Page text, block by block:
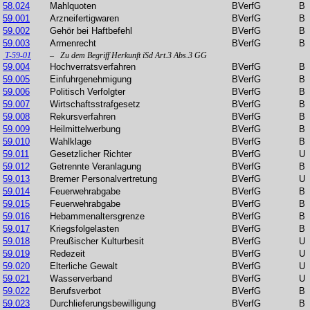
58.024 Mahlquoten BVerfG
B
59.001
Arzneifertigwaren BVerfG
B
59.002
Gehör bei Haftbefehl BVerfG
B
59.003
Armenrecht BVerfG B
T-59-01 – Zu dem Begriff Herkunft iSd Art.3 Abs.3 GG
59.004 Hochverratsverfahren BVerfG
B
59.005
Einfuhrgenehmigung BVerfG
B
59.006
Politisch Verfolgter BVerfG
B
59.007
Wirtschaftsstrafgesetz BVerfG
B
59.008
Rekursverfahren BVerfG
B
59.009
Heilmittelwerbung BVerfG
B
59.010
Wahlklage BVerfG
B
59.011
Gesetzlicher Richter BVerfG
U
59.012
Getrennte Veranlagung BVerfG
B
59.013
Bremer Personalvertretung BVerfG
U
59.014
Feuerwehrabgabe BVerfG
B
59.015
Feuerwehrabgabe BVerfG
B
59.016
Hebammenaltersgrenze BVerfG
B
59.017
Kriegsfolgelasten BVerfG
B
59.018
Preußischer Kulturbesit BVerfG
U
59.019
Redezeit BVerfG
U
59.020
Elterliche Gewalt BVerfG
U
59.021
Wasserverband BVerfG
U
59.022
Berufsverbot BVerfG
B
59.023
Durchlieferungsbewilligung BVerfG
B